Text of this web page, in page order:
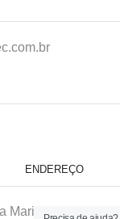
ENDEREÇO
Maria Afonso, 166-A